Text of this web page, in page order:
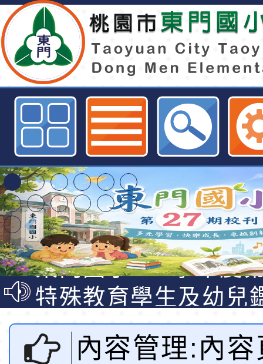
內容頁面-校園服務隊-桃園市東門
東門國小115學年度
梯特教代課教師甄選
公告(尚有缺額)
東門國小115學年度
梯特教代理教師甄選
公告(尚有缺額)
特殊教育學生及幼兒
明手冊(修訂版)與學
說明影片
轉知臺中市政府政風
光城市手牽手，綠能
本府115年70歲以上
內容管理:內